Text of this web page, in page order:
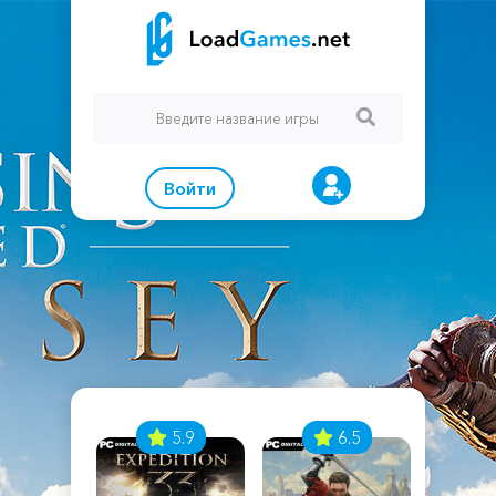
Войти
5.9 6.5